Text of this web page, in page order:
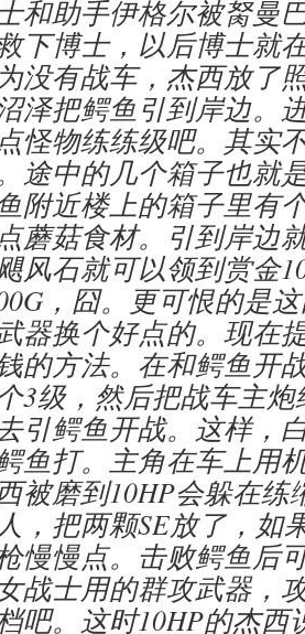
和助手伊格尔被胬曼
下博士，以后博士就
没有战车，杰西放了
泽把鳄鱼引到岸边。
怪物练练级吧。其实
途中的几个箱子也就
附近楼上的箱子里有
蘑菇食材。引到岸边
风石就可以领到赏金
，囧。更可恨的是
器换个好点的。现在
的方法。在和鳄鱼开
3级，然后把战车主
引鳄鱼开战。这样，
鱼打。主角在车上用
被磨到10HP会躲在练
，把两颗SE放了，如
慢慢点。击败鳄鱼后
战士用的群攻武器，
吧。这时10HP的杰西